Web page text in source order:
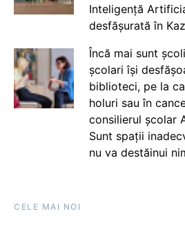
Inteligență
desfășurată în
Încă mai sunt
școlari își
biblioteci, pe la
holuri sau în
consilierul școlar
Sunt spații
nu va destăinui
CELE MAI NOI